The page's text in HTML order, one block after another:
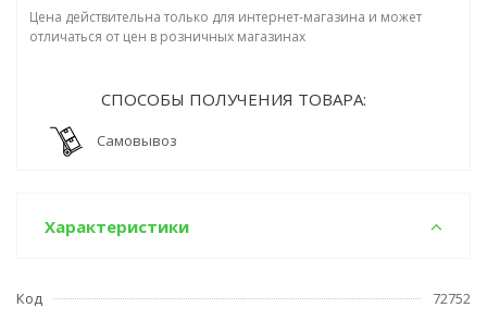
Цена действительна только для интернет-магазина и может
отличаться от цен в розничных магазинах
СПОСОБЫ ПОЛУЧЕНИЯ ТОВАРА:
Самовывоз
Характеристики
Код 72752